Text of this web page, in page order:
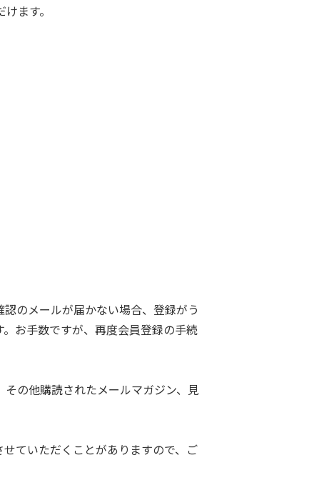
ます。
のメールが届かない場合、登録がう
お手数ですが、再度会員登録の手続
の他購読されたメールマガジン、見
ていただくことがありますので、ご